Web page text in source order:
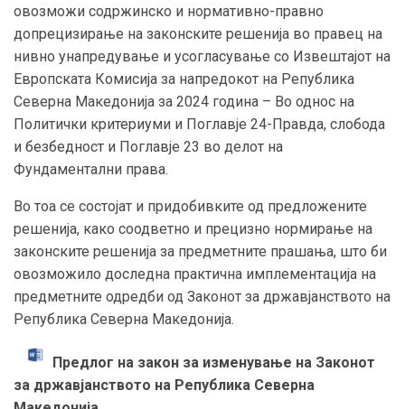
овозможи содржинско и нормативно-правно
допрецизирање на законските решенија во правец на
нивно унапредување и усогласување со Извештајот на
Европската Комисија за напредокот на Република
Северна Македонија за 2024 година – Во однос на
Политички критериуми и Поглавје 24-Правда, слобода
и безбедност и Поглавје 23 во делот на
Фундаментални права.
Во тоа се состојат и придобивките од предложените
решенија, како соодветно и прецизно нормирање на
законските решенија за предметните прашања, што би
овозможило доследна практична имплементација на
предметните одредби од Законот за државјанството на
Република Северна Македонија.
Предлог на закон за изменување на Законот
за државјанството на Република Северна